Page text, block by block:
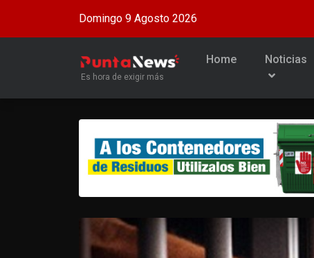
Domingo 9 Agosto 2026
Es hora de exigir más
Home Noticias